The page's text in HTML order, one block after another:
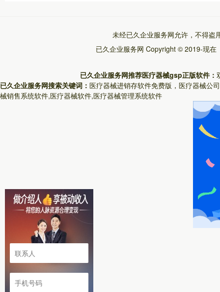
未经已久企业服务网允许，不得盗
已久企业服务网 Copyright © 2019-现在
已久企业服务网推荐医疗器械gsp正版软件：
已久企业服务网搜索关键词： 医疗器械进销存软件免费版，医疗器械公
械销售系统软件,医疗器械软件,医疗器械管理系统软件